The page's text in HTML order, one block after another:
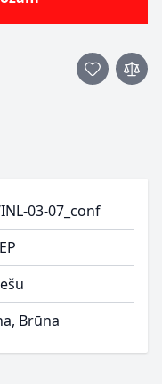
03-07_conf
Brūna